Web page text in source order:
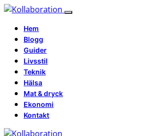
Hem
Blogg
Guider
Livsstil
Teknik
Hälsa
Mat & dryck
Ekonomi
Kontakt